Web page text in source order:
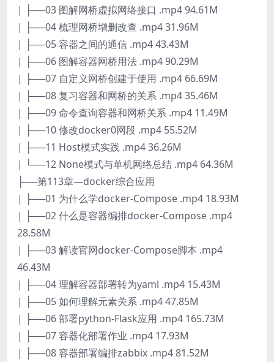
| ├──03 图解网桥虚拟网络接口 .mp4 94.61M
| ├──04 梳理网桥增删改查 .mp4 31.96M
| ├──05 容器之间的通信 .mp4 43.43M
| ├──06 图解容器网桥用法 .mp4 90.29M
| ├──07 自定义网桥创建于使用 .mp4 66.69M
| ├──08 复习容器和网桥的关系 .mp4 35.46M
| ├──09 命令查询容器和网桥关系 .mp4 11.49M
| ├──10 修改docker0网段 .mp4 55.52M
| ├──11 Host模式实践 .mp4 36.26M
| └──12 None模式与单机网络总结 .mp4 64.36M
├──第113章—docker综合应用
| ├──01 为什么学docker-Compose .mp4 18.93M
| ├──02 什么是容器编排docker-Compose .mp4
28.58M
| ├──03 解读官网docker-Compose脚本 .mp4
46.43M
| ├──04 理解容器部署转为yaml .mp4 15.43M
| ├──05 如何理解元素关系 .mp4 47.85M
| ├──06 部署python-Flask应用 .mp4 165.73M
| ├──07 容器化部署作业 .mp4 17.93M
| ├──08 容器部署编排zabbix .mp4 81.52M